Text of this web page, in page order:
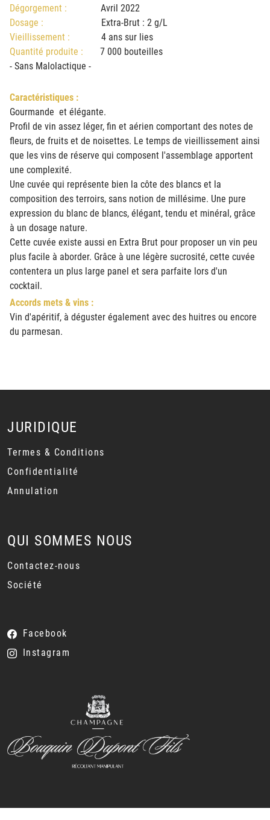
Dégorgement : Avril 2022
Dosage :
Extra-Brut : 2 g/L
Vieillissement : 4 ans sur lies
Quantité produite : 7 000 bouteilles
- Sans Malolactique -
Caractéristiques :
Gourmande et élégante.
Profil de vin assez léger, fin et aérien comportant des notes de
fleurs, de fruits et de noisettes. Le temps de vieillissement ainsi
que les vins de réserve qui composent l'assemblage apportent
une complexité.
Une cuvée qui représente bien la côte des blancs et la
composition des terroirs, sans notion de millésime. Une pure
expression du blanc de blancs, élégant, tendu et minéral, grâce
à un dosage nature.
Cette cuvée existe aussi en Extra Brut pour proposer un vin peu
plus facile à aborder. Grâce à une légère sucrosité, cette cuvée
contentera un plus large panel et sera parfaite lors d'un
cocktail.
Accords mets & vins :
Vin d'apéritif, à déguster également avec des huitres ou encore
du parmesan.
JURIDIQUE
Termes & Conditions
Confidentialité
Annulation
QUI SOMMES NOUS
Contactez-nous
Société
Facebook
Instagram